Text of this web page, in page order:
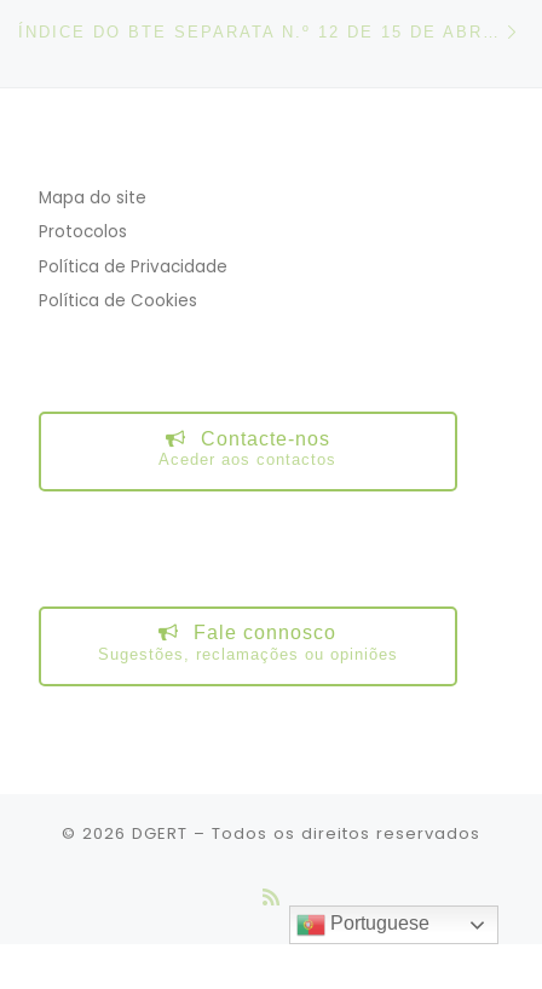
Mapa do site
Protocolos
Política de Privacidade
Política de Cookies
Contacte-nos
Aceder aos contactos
Fale connosco
Sugestões, reclamações ou opiniões
© 2026 DGERT – Todos os direitos reservados
Portuguese